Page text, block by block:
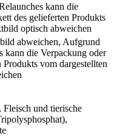
kann die
des gelieferten Produkts
optisch abweichen
abweichen, Aufgrund
kann die Verpackung oder
vom dargestellten
Fleisch und tierische